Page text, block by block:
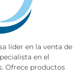
líder en la venta de
en el
Ofrece productos